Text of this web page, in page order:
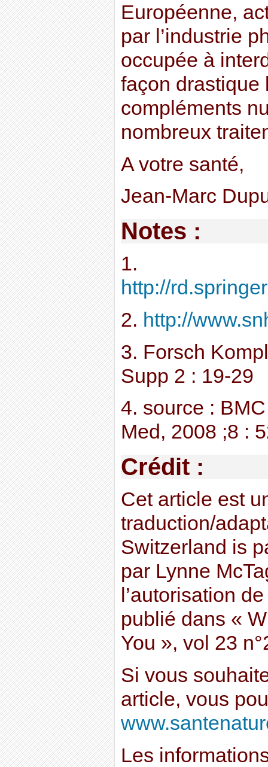
Européenne,
par l’industrie
occupée à
façon drastique
compléments
nombreux
A votre santé,
Jean-Marc
Notes :
1.
http://
2. http://
3. Forsch
Supp 2 : 19-29
4. source :
Med, 2008 ;8 :
Crédit :
Cet article est
traduction/
Switzerland is
par Lynne
l’autorisation
publié dans «
You », vol 23
Si vous
article, vous
Les